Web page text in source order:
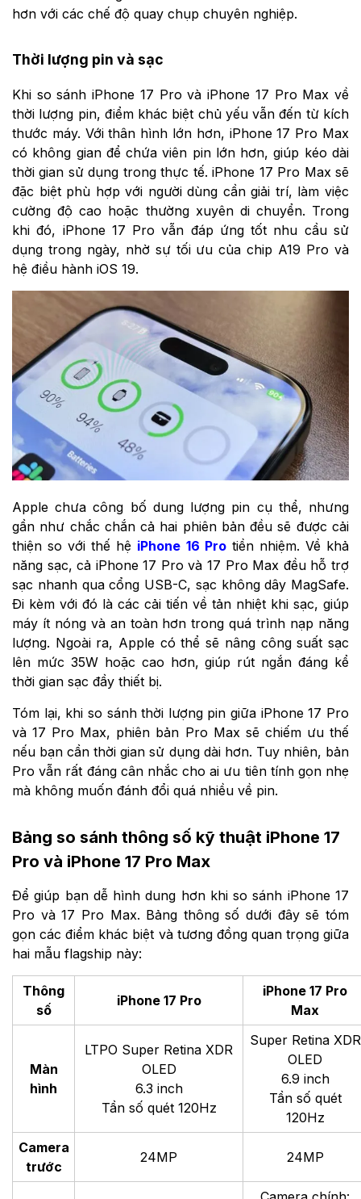
hơn với các chế độ quay chụp chuyên nghiệp.
Thời lượng pin và sạc
Khi so sánh iPhone 17 Pro và iPhone 17 Pro Max về
thời lượng pin, điểm khác biệt chủ yếu vẫn đến từ kích
thước máy. Với thân hình lớn hơn, iPhone 17 Pro Max
có không gian để chứa viên pin lớn hơn, giúp kéo dài
thời gian sử dụng trong thực tế. iPhone 17 Pro Max sẽ
đặc biệt phù hợp với người dùng cần giải trí, làm việc
cường độ cao hoặc thường xuyên di chuyển. Trong
khi đó, iPhone 17 Pro vẫn đáp ứng tốt nhu cầu sử
dụng trong ngày, nhờ sự tối ưu của chip A19 Pro và
hệ điều hành iOS 19.
Apple chưa công bố dung lượng pin cụ thể, nhưng
gần như chắc chắn cả hai phiên bản đều sẽ được cải
thiện so với thế hệ iPhone 16 Protiền nhiệm. Về khả
năng sạc, cả iPhone 17 Pro và 17 Pro Max đều hỗ trợ
sạc nhanh qua cổng USB-C, sạc không dây MagSafe.
Đi kèm với đó là các cải tiến về tản nhiệt khi sạc, giúp
máy ít nóng và an toàn hơn trong quá trình nạp năng
lượng. Ngoài ra, Apple có thể sẽ nâng công suất sạc
lên mức 35W hoặc cao hơn, giúp rút ngắn đáng kể
thời gian sạc đầy thiết bị.
Tóm lại, khi so sánh thời lượng pin giữa iPhone 17 Pro
và 17 Pro Max, phiên bản Pro Max sẽ chiếm ưu thế
nếu bạn cần thời gian sử dụng dài hơn. Tuy nhiên, bản
Pro vẫn rất đáng cân nhắc cho ai ưu tiên tính gọn nhẹ
mà không muốn đánh đổi quá nhiều về pin.
Bảng so sánh thông số kỹ thuật iPhone 17
Pro và iPhone 17 Pro Max
Để giúp bạn dễ hình dung hơn khi so sánh iPhone 17
Pro và 17 Pro Max. Bảng thông số dưới đây sẽ tóm
gọn các điểm khác biệt và tương đồng quan trọng giữa
hai mẫu flagship này:
Thông
số
iPhone 17 Pro
iPhone 17 Pro
Max
Màn
hình
LTPO Super Retina XDR
OLED
6.3 inch
Tần số quét 120Hz
Super Retina XDR
OLED
6.9 inch
Tần số quét
120Hz
Camera
trước
24MP 24MP